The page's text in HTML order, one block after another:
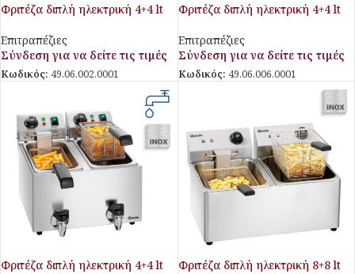
Φριτέζα διπλή ηλεκτρική 4+4 lt
Επιτραπέζιες
Σύνδεση για να δείτε τις τιμές
Κωδικός: 49.06.002.0001
Φριτέζα διπλή ηλεκτρική 4+4 lt
Επιτραπέζιες
Σύνδεση για να δείτε τις τιμές
Κωδικός: 49.06.006.0001
Φριτέζα διπλή ηλεκτρική 4+4 lt
Φριτέζα διπλή ηλεκτρική 8+8 lt